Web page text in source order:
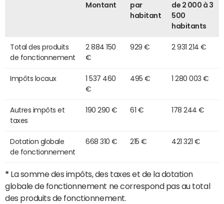
Montant
par
habitant
de 2 000 à 3
500
habitants
Total des produits
de fonctionnement
2 884 150
€
929 € 2 931 214 €
Impôts locaux
1 537 460
€
495 € 1 280 003 €
Autres impôts et
taxes
190 290 € 61 € 178 244 €
Dotation globale
de fonctionnement
668 310 € 215 € 421 321 €
* La somme des impôts, des taxes et de la dotation
globale de fonctionnement ne correspond pas au total
des produits de fonctionnement.